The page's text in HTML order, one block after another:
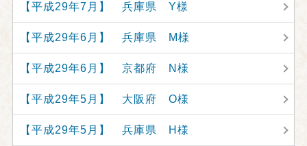
【平成29年7月】 兵庫県 Y様
【平成29年6月】 兵庫県 M様
【平成29年6月】 京都府 N様
【平成29年5月】 大阪府 O様
【平成29年5月】 兵庫県 H様